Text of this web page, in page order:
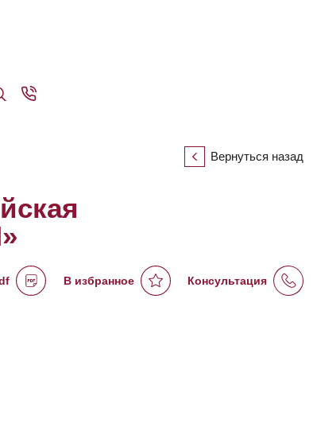
Вернуться назад
В избранное Консультация